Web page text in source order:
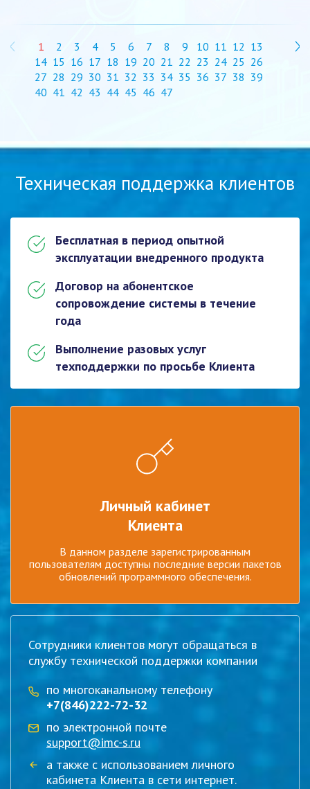
1 2 3 4 5 6 7 8 9 10 11 12 13
14 15 16 17 18 19 20 21 22 23 24 25 26
27 28 29 30 31 32 33 34 35 36 37 38 39
40 41 42 43 44 45 46 47
Техническая поддержка клиентов
Бесплатная в период опытной
эксплуатации внедренного продукта
Договор на абонентское
сопровождение системы в течение
года
Выполнение разовых услуг
техподдержки по просьбе Клиента
Личный кабинет
Клиента
В данном разделе зарегистрированным
пользователям доступны последние версии пакетов
обновлений программного обеспечения.
Сотрудники клиентов могут обращаться в
службу технической поддержки компании
по многоканальному телефону
+7(846)222-72-32
по электронной почте
support@imc-s.ru
а также с использованием личного
кабинета Клиента в сети интернет.